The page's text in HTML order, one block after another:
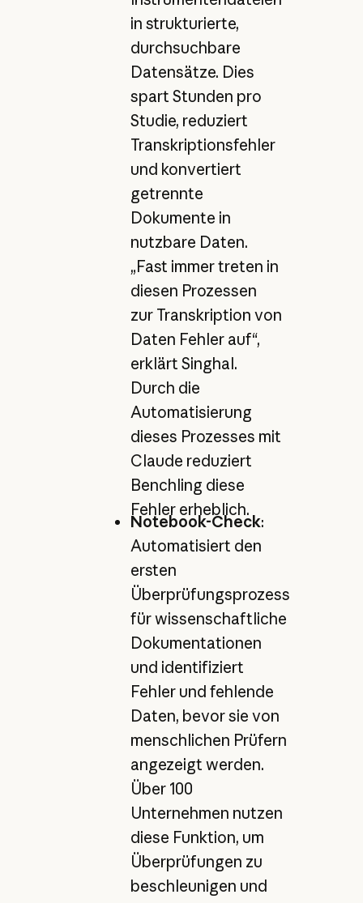
in strukturierte,
durchsuchbare
Datensätze. Dies
spart Stunden pro
Studie, reduziert
Transkriptionsfehler
und konvertiert
getrennte
Dokumente in
nutzbare Daten.
„Fast immer treten in
diesen Prozessen
zur Transkription von
Daten Fehler auf“,
erklärt Singhal.
Durch die
Automatisierung
dieses Prozesses mit
Claude reduziert
Benchling diese
Fehler erheblich.
Notebook-Check:
Automatisiert den
ersten
Überprüfungsprozess
für wissenschaftliche
Dokumentationen
und identifiziert
Fehler und fehlende
Daten, bevor sie von
menschlichen Prüfern
angezeigt werden.
Über 100
Unternehmen nutzen
diese Funktion, um
Überprüfungen zu
beschleunigen und